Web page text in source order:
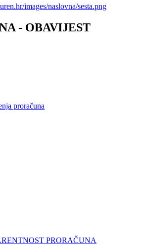
images/naslovna/sesta.png
- OBAVIJEST
proračuna
PRORAČUNA